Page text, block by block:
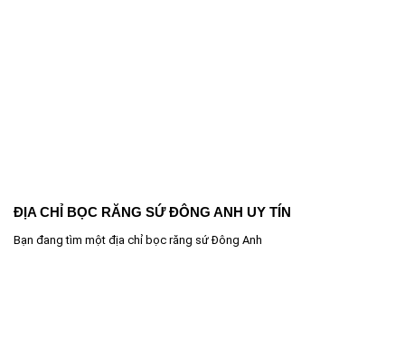
ĐỊA CHỈ BỌC RĂNG SỨ ĐÔNG ANH UY TÍN
Bạn đang tìm một địa chỉ bọc răng sứ Đông Anh